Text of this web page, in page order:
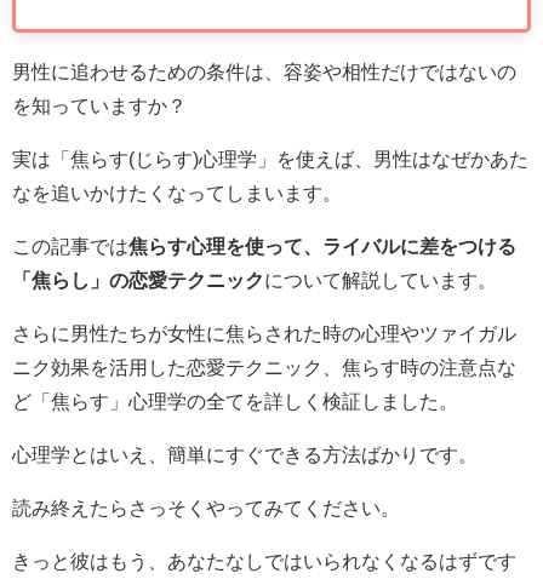
男性に追わせるための条件は、容姿や相性だけではないの
を知っていますか？
実は「焦らす(じらす)心理学」を使えば、男性はなぜかあた
なを追いかけたくなってしまいます。
この記事では焦らす心理を使って、ライバルに差をつける
「焦らし」の恋愛テクニックについて解説しています。
さらに男性たちが女性に焦らされた時の心理やツァイガル
ニク効果を活用した恋愛テクニック、焦らす時の注意点な
ど「焦らす」心理学の全てを詳しく検証しました。
心理学とはいえ、簡単にすぐできる方法ばかりです。
読み終えたらさっそくやってみてください。
きっと彼はもう、あなたなしではいられなくなるはずです